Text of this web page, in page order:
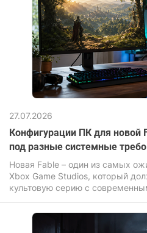
27.07.2026
Конфигурации ПК для новой
под разные системные
Новая Fable – один из самых
Xbox Game Studios, который
культовую серию с